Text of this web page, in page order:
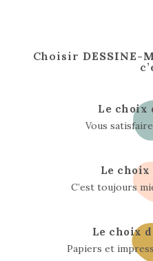
Choisir DESSINE-
Le choix
Vous
Le choix
C’est toujours
Le choix
Papiers et